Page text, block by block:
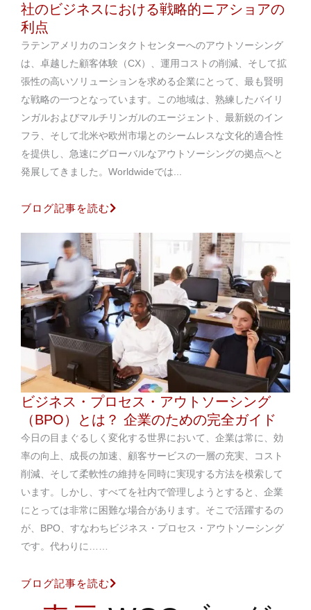
社のビジネスにおける戦略的ニアショアの
利点
ラテンアメリカのコンタクトセンターへのアウトソーシング
は、卓越した顧客体験（CX）、運用コストの削減、そして拡
張性の高いソリューションを求める企業にとって、最も賢明
な戦略の一つとなっています。この地域は、熟練したバイリ
ンガルおよびマルチリンガルのエージェント、最新鋭のイン
フラ、そして北米や欧州市場とのシームレスな文化的適合性
を提供し、急速にグローバルなアウトソーシングの拠点へと
発展してきました。Worldwideでは...
ブログ記事を読む
ビジネス・プロセス・アウトソーシング
（BPO）とは？ 企業のための完全ガイド
今日の目まぐるしく変化する世界において、企業は常に、効
率の向上、成長の加速、顧客サービスの一層の充実、コスト
削減、そして柔軟性の維持を同時に実現する方法を模索して
います。しかし、すべてを社内で管理しようとすると、企業
にとっては非常に困難な場合があります。そこで活躍するの
が、BPO、すなわちビジネス・プロセス・アウトソーシング
です。代わりに……
ブログ記事を読む